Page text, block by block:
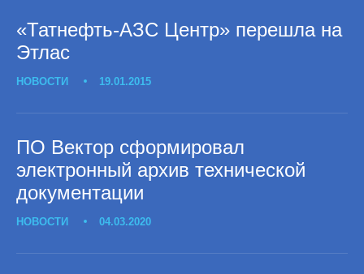
«Татнефть-АЗС Центр» перешла на
Этлас
НОВОСТИ 19.01.2015
ПО Вектор сформировал
электронный архив технической
документации
НОВОСТИ 04.03.2020